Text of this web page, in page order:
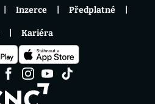
Inzerce Předplatné
Kariéra